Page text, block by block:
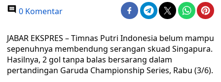
0 Komentar
JABAR EKSPRES – Timnas Putri Indonesia belum mampu
sepenuhnya membendung serangan skuad Singapura.
Hasilnya, 2 gol tanpa balas bersarang dalam
pertandingan Garuda Championship Series, Rabu (3/6).